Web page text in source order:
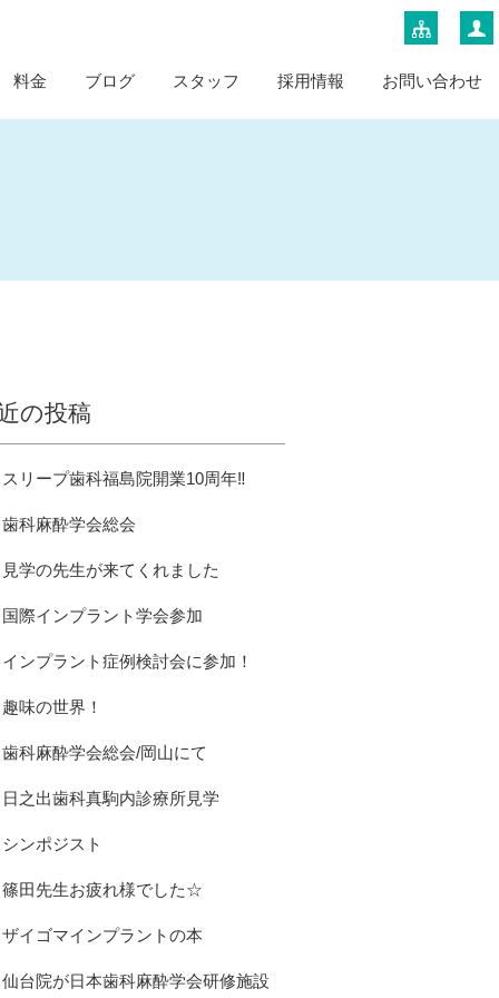
料金 ブログ スタッフ 採用情報 お問い合わせ
の投稿
スリープ歯科福島院開業10周年‼️
歯科麻酔学会総会
見学の先生が来てくれました
国際インプラント学会参加
インプラント症例検討会に参加！
趣味の世界！
歯科麻酔学会総会/岡山にて
日之出歯科真駒内診療所見学
シンポジスト
篠田先生お疲れ様でした☆
ザイゴマインプラントの本
仙台院が日本歯科麻酔学会研修施設